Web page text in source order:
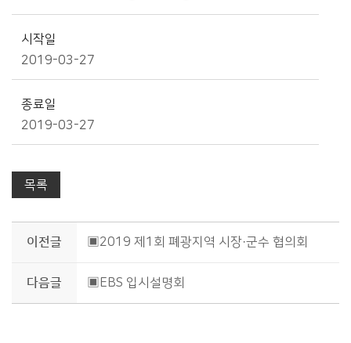
시작일
2019-03-27
종료일
2019-03-27
목록
이전글 ▣2019 제1회 폐광지역 시장·군수 협의회
다음글 ▣EBS 입시설명회